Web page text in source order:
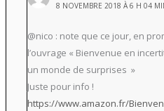
8 NOVEMBRE 2018 À 6 H 04
@nico : note que ce jour, en
l’ouvrage « Bienvenue en
un monde de surprises »
Juste pour info !
https://www.amazon.fr/